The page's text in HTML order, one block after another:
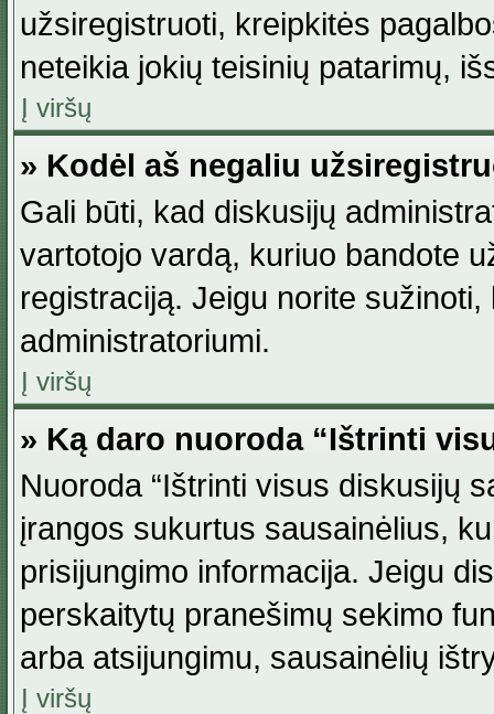
užsiregistruoti, kreipkitės
neteikia jokių teisinių patarimų,
Į viršų
» Kodėl aš negaliu
Gali būti, kad diskusijų
vartotojo vardą, kuriuo bandote
registraciją. Jeigu norite
administratoriumi.
Į viršų
» Ką daro nuoroda “Ištrinti
Nuoroda “Ištrinti visus diskusijų
įrangos sukurtus sausainėlius,
prisijungimo informacija. Jeigu
perskaitytų pranešimų sekimo
arba atsijungimu, sausainėlių
Į viršų